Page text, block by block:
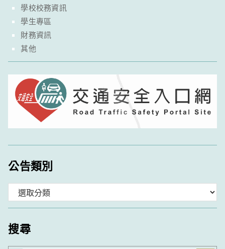
學校校務資訊
學生專區
財務資訊
其他
公告類別
類
搜尋